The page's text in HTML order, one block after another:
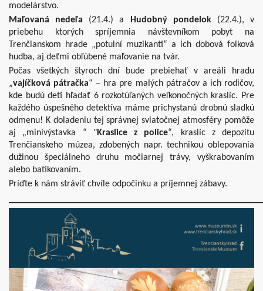
modelárstvo.
Maľovaná nedeľa (21.4.) a Hudobný pondelok(22.4.), v
priebehu ktorých spríjemnia návštevníkom pobyt na
Trenčianskom hrade „potulní muzikanti“ a ich dobová folková
hudba, aj deťmi obľúbené maľovanie na tvár.
Počas všetkých štyroch dní bude prebiehať v areáli hradu
„vajíčková pátračka“ – hra pre malých pátračov a ich rodičov,
kde budú deti hľadať 6 rozkotúľaných veľkonočných kraslíc. Pre
každého úspešného detektíva máme prichystanú drobnú sladkú
odmenu! K doladeniu tej správnej sviatočnej atmosféry pomôže
aj „minivýstavka “ "Kraslice z police“, kraslíc z depozitu
Trenčianskeho múzea, zdobených napr. technikou oblepovania
dužinou špeciálneho druhu močiarnej trávy, vyškrabovaním
alebo batikovaním.
Príďte k nám stráviť chvíle odpočinku a príjemnej zábavy.